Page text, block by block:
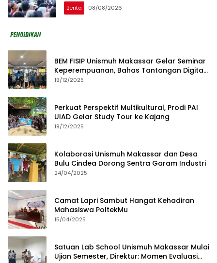
Berita 08/08/2026
BEM FISIP Unismuh Makassar Gelar Seminar
Keperempuanan, Bahas Tantangan Digital
dan Budaya Lokal
19/12/2025
Perkuat Perspektif Multikultural, Prodi PAI
UIAD Gelar Study Tour ke Kajang
19/12/2025
Kolaborasi Unismuh Makassar dan Desa
Bulu Cindea Dorong Sentra Garam Industri
24/04/2025
Camat Lapri Sambut Hangat Kehadiran
Mahasiswa PoltekMu
15/04/2025
Satuan Lab School Unismuh Makassar Mulai
Ujian Semester, Direktur: Momen Evaluasi